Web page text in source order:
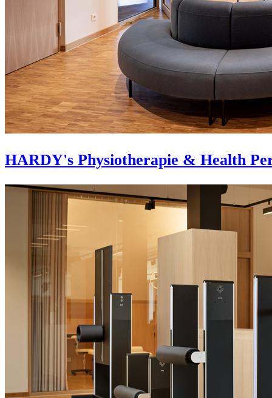
HARDY's Physiotherapie & Health